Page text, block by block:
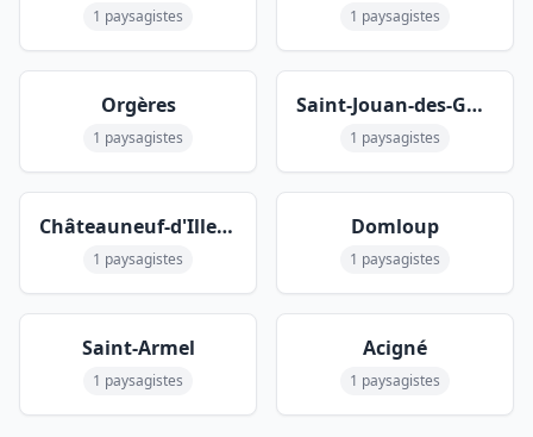
1 paysagistes 1 paysagistes
Orgères
1 paysagistes
Saint-Jouan-des-Guérets
1 paysagistes
Châteauneuf-d'Ille-et-Vilaine
1 paysagistes
Domloup
1 paysagistes
Saint-Armel
1 paysagistes
Acigné
1 paysagistes